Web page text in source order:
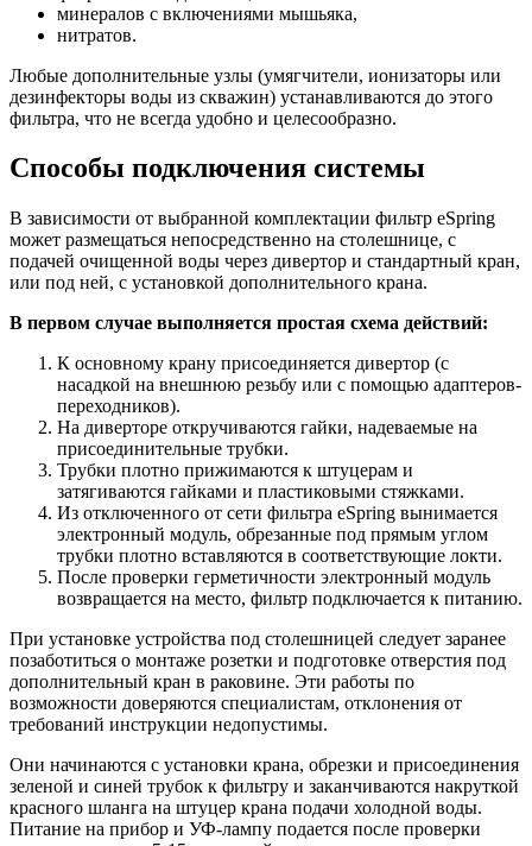
минералов с включениями мышьяка,
нитратов.
Любые дополнительные узлы (умягчители, ионизаторы или
дезинфекторы воды из скважин) устанавливаются до этого
фильтра, что не всегда удобно и целесообразно.
Способы подключения системы
В зависимости от выбранной комплектации фильтр eSpring
может размещаться непосредственно на столешнице, с
подачей очищенной воды через дивертор и стандартный кран,
или под ней, с установкой дополнительного крана.
В первом случае выполняется простая схема действий:
К основному крану присоединяется дивертор (с
насадкой на внешнюю резьбу или с помощью адаптеров-
переходников).
На диверторе откручиваются гайки, надеваемые на
присоединительные трубки.
Трубки плотно прижимаются к штуцерам и
затягиваются гайками и пластиковыми стяжками.
Из отключенного от сети фильтра eSpring вынимается
электронный модуль, обрезанные под прямым углом
трубки плотно вставляются в соответствующие локти.
После проверки герметичности электронный модуль
возвращается на место, фильтр подключается к питанию.
При установке устройства под столешницей следует заранее
позаботиться о монтаже розетки и подготовке отверстия под
дополнительный кран в раковине. Эти работы по
возможности доверяются специалистам, отклонения от
требований инструкции недопустимы.
Они начинаются с установки крана, обрезки и присоединения
зеленой и синей трубок к фильтру и заканчиваются накруткой
красного шланга на штуцер крана подачи холодной воды.
Питание на прибор и УФ-лампу подается после проверки